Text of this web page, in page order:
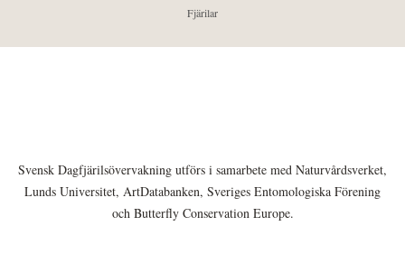
Fjärilar
Svensk Dagfjärilsövervakning utförs i samarbete med Naturvårdsverket,
Lunds Universitet, ArtDatabanken, Sveriges Entomologiska Förening
och Butterfly Conservation Europe.